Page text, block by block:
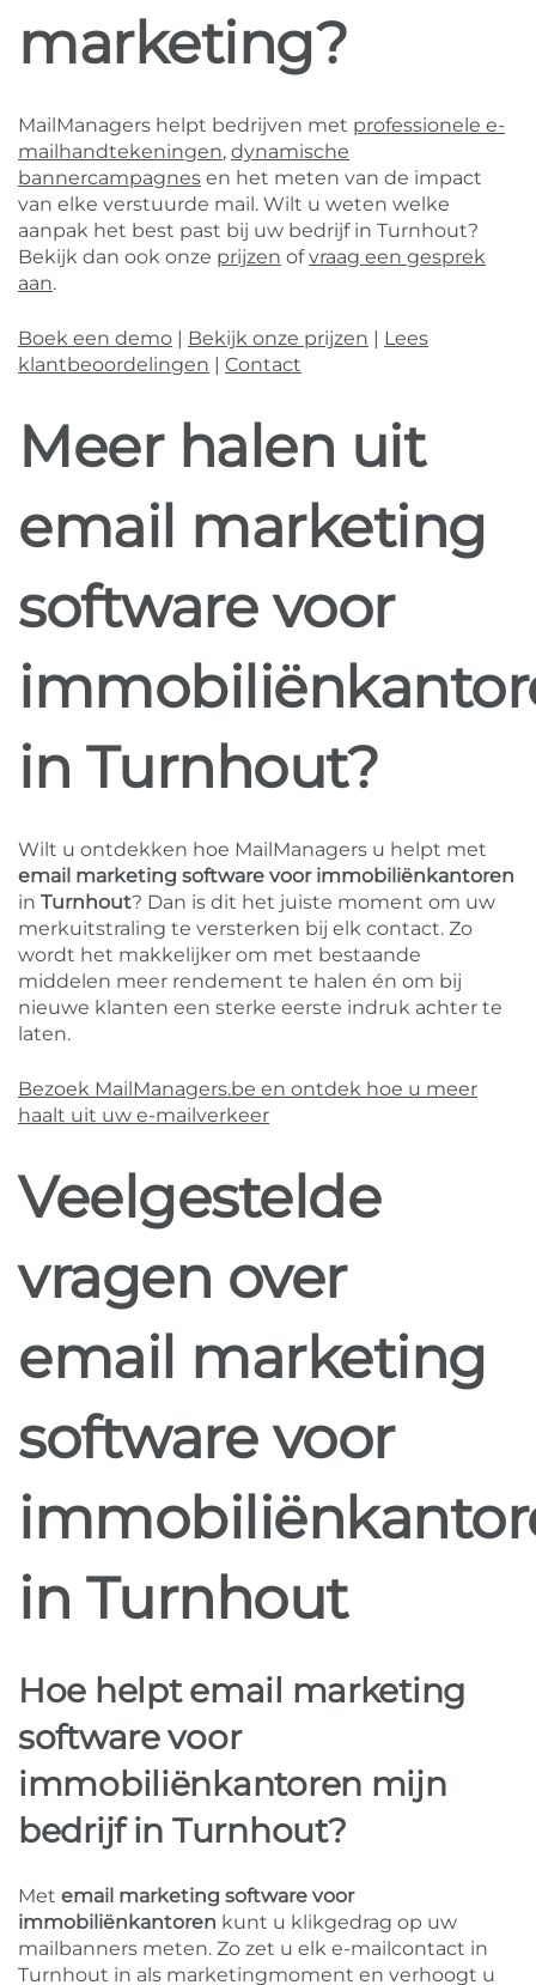
marketing?
MailManagers helpt bedrijven met professionele e-
mailhandtekeningen, dynamische
bannercampagnes en het meten van de impact
van elke verstuurde mail. Wilt u weten welke
aanpak het best past bij uw bedrijf in Turnhout?
Bekijk dan ook onze prijzen ofvraag een gesprek
aan.
Boek een demo Bekijk onze prijzen
Lees
klantbeoordelingen
Contact
Meer halen uit
email marketing
software voor
in Turnhout?
Wilt u ontdekken hoe MailManagers u helpt met
email marketing software voor immobiliënkantoren
in Turnhout? Dan is dit het juiste moment om uw
merkuitstraling te versterken bij elk contact. Zo
wordt het makkelijker om met bestaande
middelen meer rendement te halen én om bij
nieuwe klanten een sterke eerste indruk achter te
laten.
Bezoek MailManagers.be en ontdek hoe u meer
haalt uit uw e-mailverkeer
Veelgestelde
vragen over
email marketing
software voor
in Turnhout
Hoe helpt email marketing
software voor
immobiliënkantoren mijn
bedrijf in Turnhout?
Met email marketing software voor
immobiliënkantoren kunt u klikgedrag op uw
mailbanners meten. Zo zet u elk e-mailcontact in
Turnhout in als marketingmoment en verhoogt u